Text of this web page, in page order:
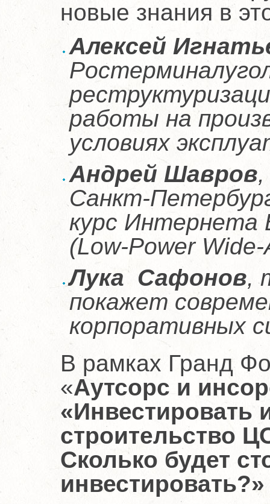
новые знания в
Алексей
работы на
условиях
Андрей Шавров
Санкт-
курс Интернета
(Low-Power
Лука Сафонов,
покажет
корпоративных
В рамках Гранд
«Аутсорс и
«Инвестировать
строительство
Сколько будет
инвестировать?»